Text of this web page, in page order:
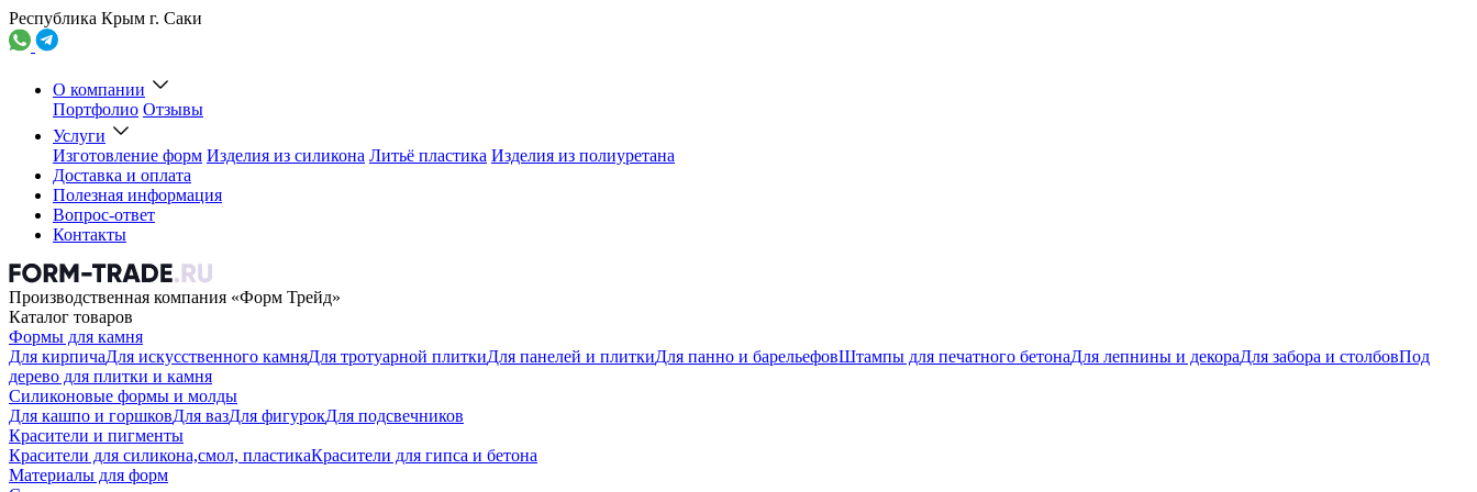
Республика Крым г. Саки
О компании
Портфолио Отзывы
Услуги
Изготовление форм Изделия из силикона Литьё пластика Изделия из полиуретана
Доставка и оплата
Полезная информация
Вопрос-ответ
Контакты
Производственная компания «Форм Трейд»
Каталог товаров
Формы для камня
Для кирпичаДля искусственного камняДля тротуарной плиткиДля панелей и плиткиДля панно и барельефовШтампы для печатного бетонаДля лепнины и декораДля забора и столбовПод
дерево для плитки и камня
Силиконовые формы и молды
Для кашпо и горшковДля вазДля фигурокДля подсвечников
Красители и пигменты
Красители для силикона,смол, пластикаКрасители для гипса и бетона
Материалы для форм